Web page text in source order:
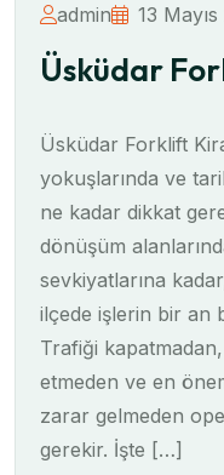
admin 13
Üsküdar
Üsküdar Forklift
yokuşlarında ve
ne kadar dikkat
dönüşüm
sevkiyatlarına
ilçede işlerin bir an
Trafiği
etmeden ve en
zarar gelmeden
gerekir. İşte […]